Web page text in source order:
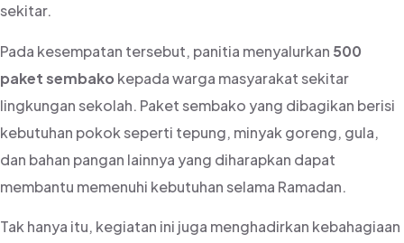
sekitar.
Pada kesempatan tersebut, panitia menyalurkan 500
paket sembako kepada warga masyarakat sekitar
lingkungan sekolah. Paket sembako yang dibagikan berisi
kebutuhan pokok seperti tepung, minyak goreng, gula,
dan bahan pangan lainnya yang diharapkan dapat
membantu memenuhi kebutuhan selama Ramadan.
Tak hanya itu, kegiatan ini juga menghadirkan kebahagiaan